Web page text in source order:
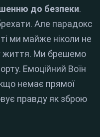
до безпеки.
Але парадокс
ми майже ніколи не
життя. Ми брешемо
Емоційний Воїн
немає прямої
правду як зброю